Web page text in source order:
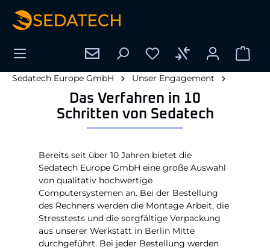
springen
Sedatech Europe GmbH Unser Engagement
Das Verfahren in 10
Schritten von Sedatech
Bereits seit über 10 Jahren bietet die
Sedatech Europe GmbH eine große Auswahl
von qualitativ hochwertige
Computersystemen an. Bei der Bestellung
des Rechners werden die Montage Arbeit, die
Stresstests und die sorgfältige Verpackung
aus unserer Werkstatt in Berlin Mitte
durchgeführt. Bei jeder Bestellung werden